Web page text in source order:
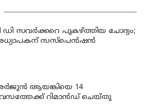
ഡി സവര്‍ക്കറെ പുകഴ്ത്തിയ ചോദ്യം;
സസ്പെന്‍ഷന്‍
ആയങ്കിയെ 14
റിമാൻഡ് ചെയ്തു